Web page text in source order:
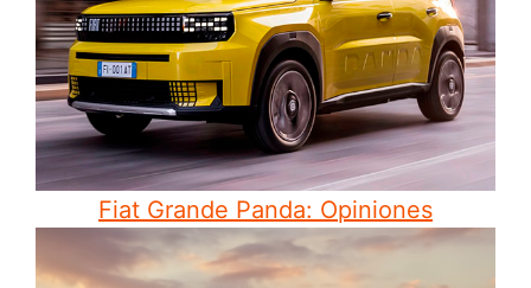
Fiat Grande Panda: Opiniones